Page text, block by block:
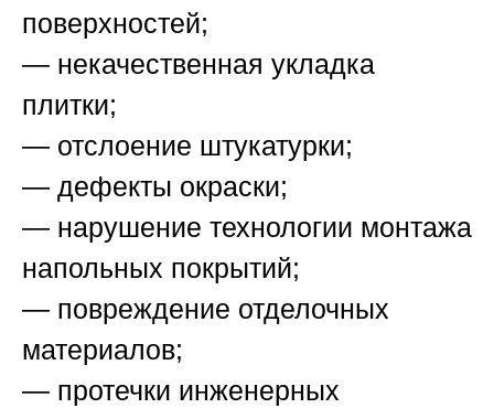
поверхностей;
— некачественная укладка
плитки;
— отслоение штукатурки;
— дефекты окраски;
— нарушение технологии монтажа
напольных покрытий;
— повреждение отделочных
материалов;
— протечки инженерных